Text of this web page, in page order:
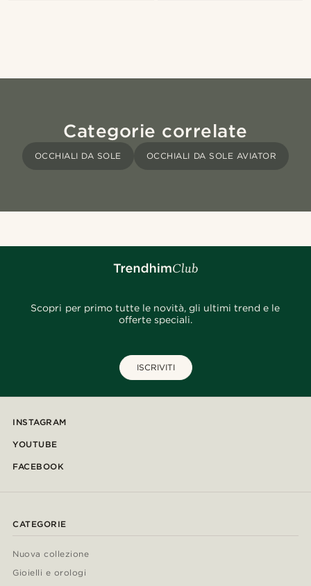
Categorie correlate
OCCHIALI DA SOLE OCCHIALI DA SOLE AVIATOR
Scopri per primo tutte le novità, gli ultimi trend e le
offerte speciali.
ISCRIVITI
INSTAGRAM
YOUTUBE
FACEBOOK
CATEGORIE
Nuova collezione
Gioielli e orologi